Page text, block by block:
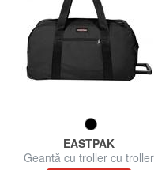
EASTPAK
Geantă cu troller cu troller